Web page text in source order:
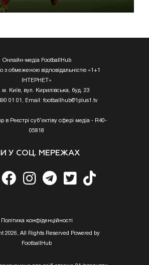
Онлайн-медіа FootballHub
з обмеженою відповідальністю «1+1
ІНТЕРНЕТ»
м. Київ, вул. Кирилівська, буд. 23
01 01, Email: footballhub@1plus1.tv
в Реєстрі суб’єктіву сфері медіа - R40-
05818
У СОЦ. МЕРЕЖАХ
Полiтика конфiденцiйностi
2026, All Rights Reserved Powered by
FootballHub